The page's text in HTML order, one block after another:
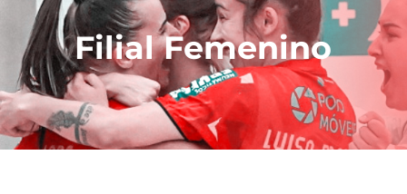
Filial Femenino